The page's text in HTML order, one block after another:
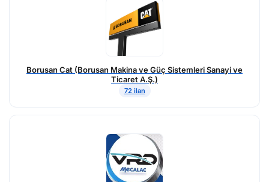
Borusan Cat (Borusan Makina ve Güç Sistemleri Sanayi ve
Ticaret A.Ş.)
72 ilan